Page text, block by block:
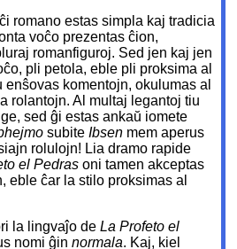
romano estas simpla kaj tradicia
voĉo prezentas ĉion,
romanfiguroj. Sed jen kaj jen
pli petola, eble pli proksima al
enŝovas komentojn, okulumas al
rolantojn. Al multaj legantoj tiu
sed ĝi estas ankaŭ iomete
subiteIbsen mem aperus
rolulojn! Lia dramo rapide
el Pedras oni tamen akceptas
eble ĉar la stilo proksimas al
la lingvaĵo deLa Profeto el
nomi ĝinnormala. Kaj, kiel